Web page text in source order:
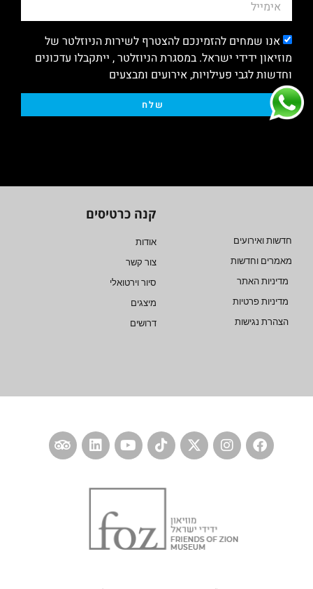
אנו שמחים להזמינכם להצטרף לשירות הניוזלטר של
מוזיאון ידידי ישראל. במסגרת הניוזלטר , ייתקבלו עדכונים
וחדשות לגבי פעילויות, אירועים ומבצעים
שלח
חדשות ואירועים
מאמרים וחדשות
מדיניות האתר
מדיניות פרטיות
הצהרת נגישות
קנה כרטיסים
אודות
צור קשר
סיור וירטואלי
מיצגים
דרושים